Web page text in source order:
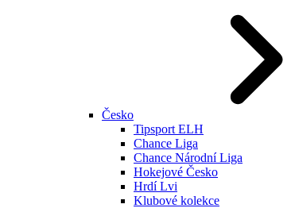
Česko
Tipsport ELH
Chance Liga
Chance Národní Liga
Hokejové Česko
Hrdí Lvi
Klubové kolekce